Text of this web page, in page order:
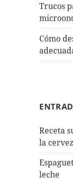
Trucos
Cómo
Receta
la
leche